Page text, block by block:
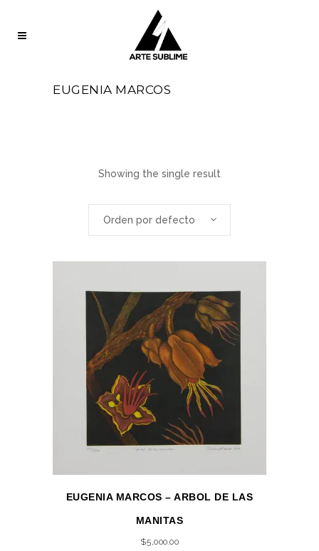
EUGENIA MARCOS
Showing the single result
Orden por defecto
EUGENIA MARCOS – ARBOL DE LAS
MANITAS
$5,000.00